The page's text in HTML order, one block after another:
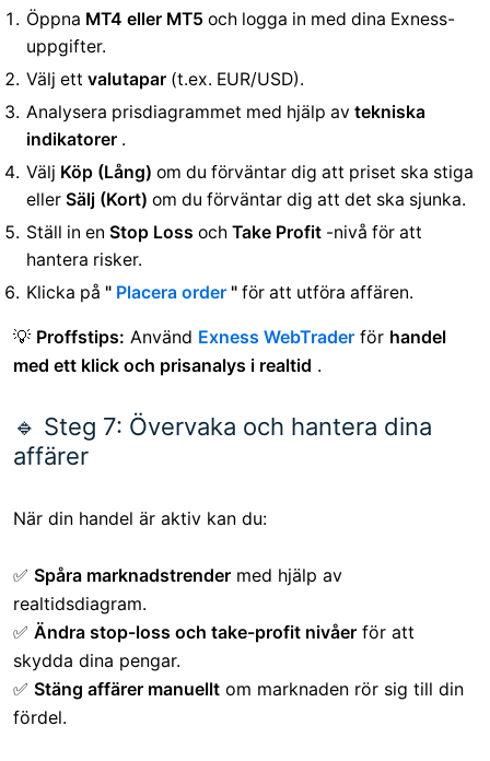
Öppna MT4 eller MT5 och logga in med dina Exness-
uppgifter.
Välj ett valutapar (t.ex. EUR/USD).
Analysera prisdiagrammet med hjälp av tekniska
indikatorer .
Välj Köp (Lång) om du förväntar dig att priset ska stiga
eller Sälj (Kort) om du förväntar dig att det ska sjunka.
Ställ in en Stop Loss och Take Profit -nivå för att
hantera risker.
Klicka på " Placera order " för att utföra affären.
💡 Proffstips: Använd Exness WebTrader för handel
med ett klick och prisanalys i realtid .
🔹 Steg 7: Övervaka och hantera dina
affärer
När din handel är aktiv kan du:
✅ Spåra marknadstrender med hjälp av
realtidsdiagram.
✅ Ändra stop-loss och take-profit nivåer för att
skydda dina pengar.
✅ Stäng affärer manuellt om marknaden rör sig till din
fördel.